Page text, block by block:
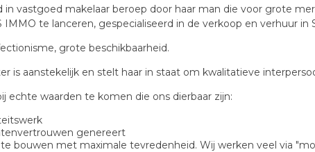
vastgoed makelaar beroep door haar man die voor grote
te lanceren, gespecialiseerd in de verkoop en verhuur in
grote beschikbaarheid.
is aanstekelijk en stelt haar in staat om kwalitatieve
echte waarden te komen die ons dierbaar zijn:
genereert
bouwen met maximale tevredenheid. Wij werken veel via